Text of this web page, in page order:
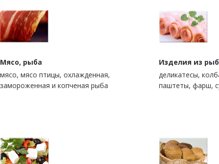
Мясо, рыба
мясо, мясо птицы, охлажденная,
замороженная и копченая рыба
Изделия из
деликатесы,
паштеты, фарш,